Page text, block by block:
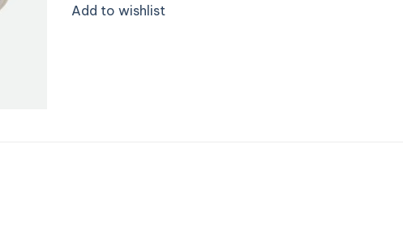
Add to wishlist